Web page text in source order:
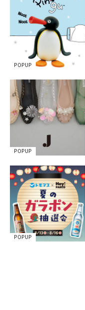
POPUP
POPUP
POPUP